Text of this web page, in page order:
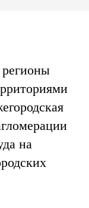
на